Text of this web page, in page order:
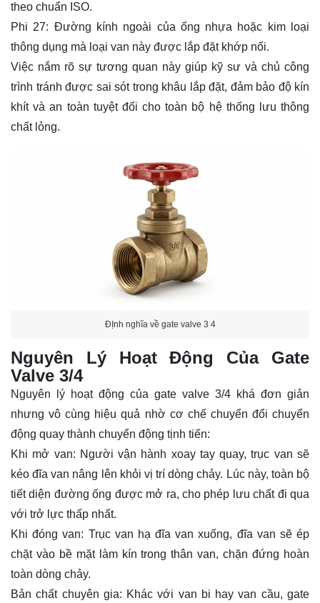
theo chuẩn ISO.
Phi 27: Đường kính ngoài của ống nhựa hoặc kim loại
thông dụng mà loại van này được lắp đặt khớp nối.
Việc nắm rõ sự tương quan này giúp kỹ sư và chủ công
trình tránh được sai sót trong khâu lắp đặt, đảm bảo độ kín
khít và an toàn tuyệt đối cho toàn bộ hệ thống lưu thông
chất lỏng.
ĐỊnh nghĩa về gate valve 3 4
Nguyên Lý Hoạt Động Của Gate
Valve 3/4
Nguyên lý hoạt động của gate valve 3/4 khá đơn giản
nhưng vô cùng hiệu quả nhờ cơ chế chuyển đổi chuyển
động quay thành chuyển động tịnh tiến:
Khi mở van: Người vận hành xoay tay quay, trục van sẽ
kéo đĩa van nâng lên khỏi vị trí dòng chảy. Lúc này, toàn bộ
tiết diện đường ống được mở ra, cho phép lưu chất đi qua
với trở lực thấp nhất.
Khi đóng van: Trục van hạ đĩa van xuống, đĩa van sẽ ép
chặt vào bề mặt làm kín trong thân van, chặn đứng hoàn
toàn dòng chảy.
Bản chất chuyên gia: Khác với van bi hay van cầu, gate